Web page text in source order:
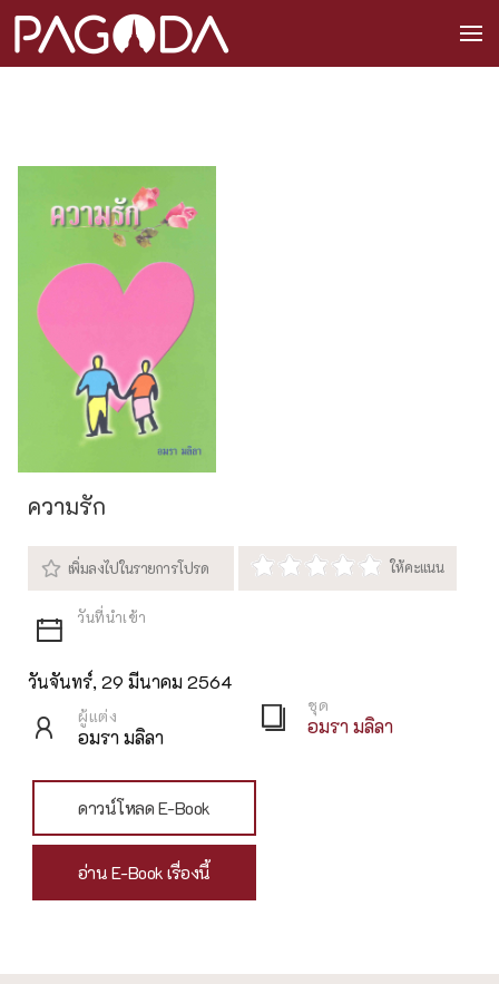
ความรัก
วันจันทร์, 29 มีนาคม 2564
ผู้แต่ง
อมรา มลิลา
ชุด
อมรา มลิลา
ดาวน์โหลด E-Book
อ่าน E-Book เรื่องนี้